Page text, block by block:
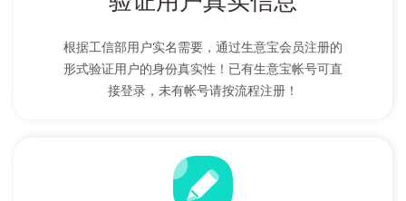
根据工信部用户实名需要，通过生意宝会员注册的
形式验证用户的身份真实性！已有生意宝帐号可直
接登录，未有帐号请按流程注册！